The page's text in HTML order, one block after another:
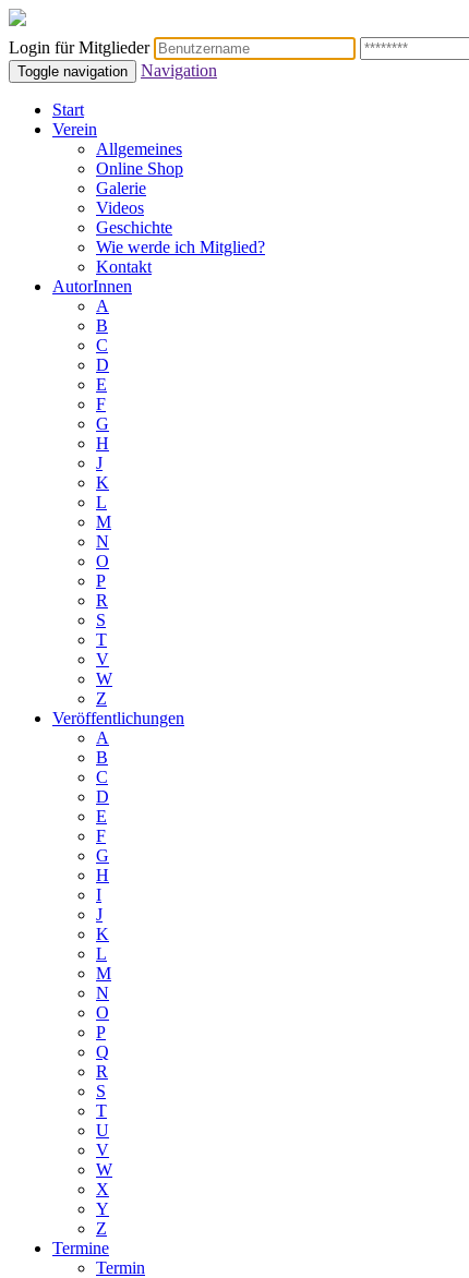
Login für Mitglieder
Toggle navigation Navigation
Start
Verein
Allgemeines
Online Shop
Galerie
Videos
Geschichte
Wie werde ich Mitglied?
Kontakt
AutorInnen
A
B
C
D
E
F
G
H
J
K
L
M
N
O
P
R
S
T
V
W
Z
Veröffentlichungen
A
B
C
D
E
F
G
H
I
J
K
L
M
N
O
P
Q
R
S
T
U
V
W
X
Y
Z
Termine
Termin